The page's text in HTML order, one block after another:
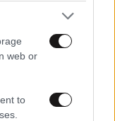
web or
to
σχολιασμού
ΠΡΟΣΘΗΚΗ